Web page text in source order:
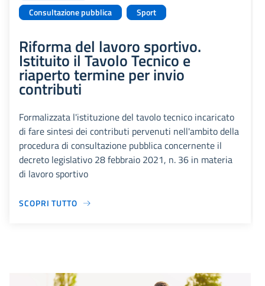
Consultazione pubblica
Sport
Riforma del lavoro sportivo.
Istituito il Tavolo Tecnico e
riaperto termine per invio
contributi
Formalizzata l'istituzione del tavolo tecnico incaricato
di fare sintesi dei contributi pervenuti nell'ambito della
procedura di consultazione pubblica concernente il
decreto legislativo 28 febbraio 2021, n. 36 in materia
di lavoro sportivo
SCOPRI TUTTO